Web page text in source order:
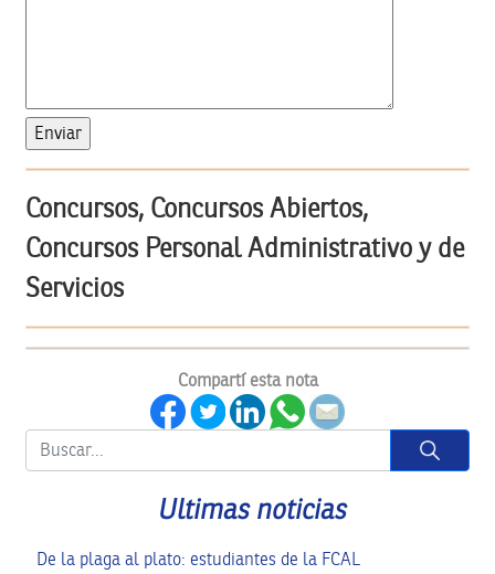
Concursos, Concursos Abiertos,
Concursos Personal Administrativo y de
Servicios
Compartí esta nota
Button
Ultimas noticias
De la plaga al plato: estudiantes de la FCAL